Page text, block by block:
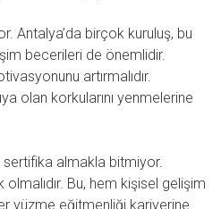
Antalya’da birçok kuruluş, bu
becerileri de önemlidir.
artırmalıdır.
olan korkularını yenmelerine
almakla bitmiyor.
Bu, hem kişisel gelişim
yüzme eğitmenliği kariyerine